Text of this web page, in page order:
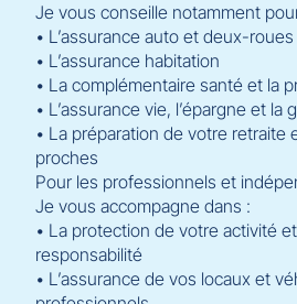
Je vous conseille notamment
• L’assurance auto et deux-roues
• L’assurance habitation
• La complémentaire santé et la
• L’assurance vie, l’épargne et
• La préparation de votre retraite
proches
Pour les professionnels et
Je vous accompagne dans :
• La protection de votre activité
responsabilité
• L’assurance de vos locaux et